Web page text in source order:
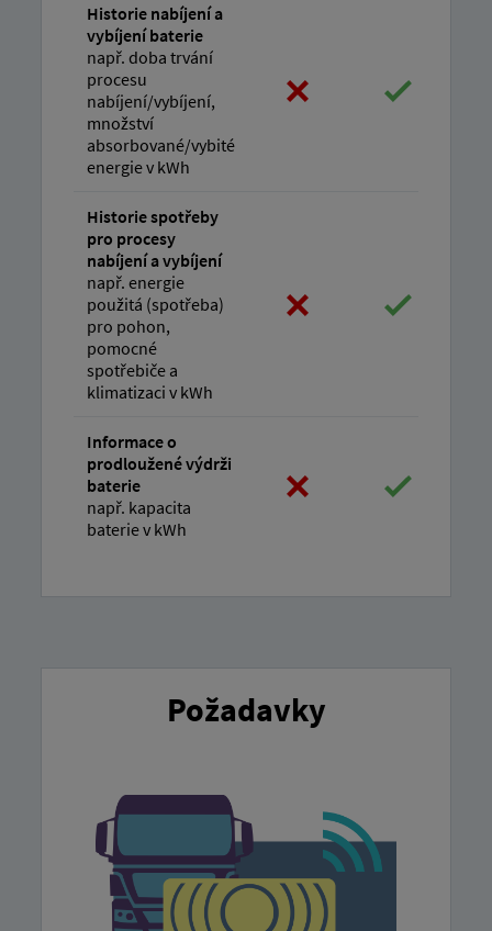
Historie nabíjení a
vybíjení baterie
např. doba trvání
procesu
nabíjení/vybíjení,
množství
absorbované/vybité
energie v kWh
Historie spotřeby
pro procesy
nabíjení a vybíjení
např. energie
použitá (spotřeba)
pro pohon,
pomocné
spotřebiče a
klimatizaci v kWh
Informace o
prodloužené výdrži
baterie
např. kapacita
baterie v kWh
Požadavky